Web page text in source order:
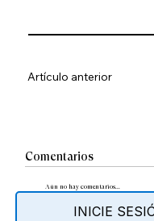
Comentarios
Aún no hay comentarios...
INICIE
Artículo anterior